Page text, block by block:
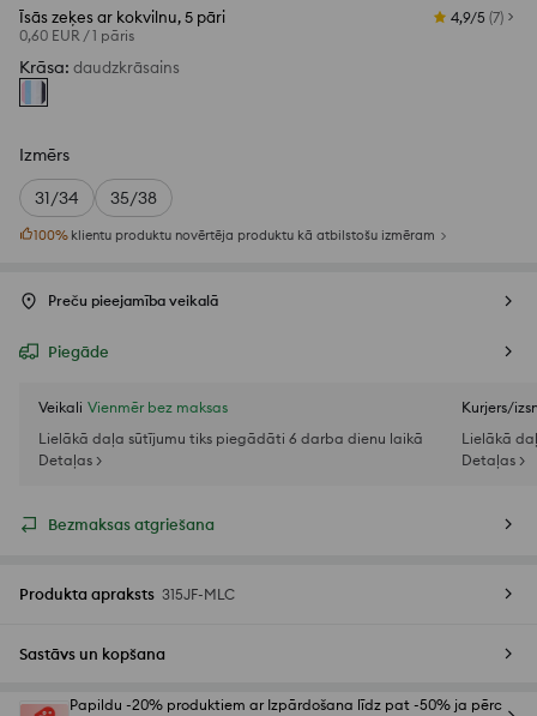
Īsās zeķes ar kokvilnu, 5 pāri
0,60 EUR /1 pāris
4,9/5 (7)
Krāsa: daudzkrāsains
Izmērs
31/34
35/38
100% klientu produktu novērtēja produktu kā atbilstošu izmēram
Preču pieejamība veikalā
Piegāde
Veikali Vienmēr bez maksas
Lielākā daļa sūtījumu tiks piegādāti 6 darba dienu laikā
Detaļas >
Kurjers/
Lielākā
Detaļas >
Bezmaksas atgriešana
Produkta apraksts 315JF-MLC
Sastāvs un kopšana
Papildu -20% produktiem ar Izpārdošana līdz pat -50% ja pērc